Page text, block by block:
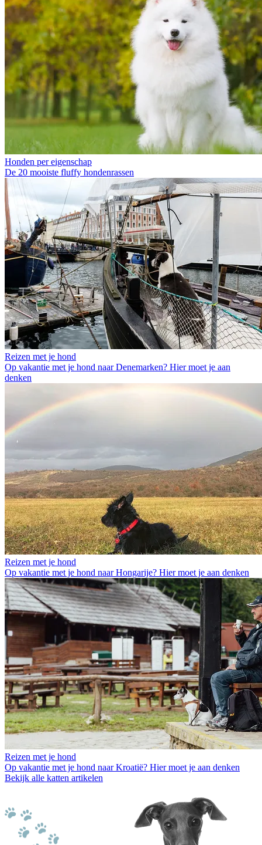
Honden per eigenschap
De 20 mooiste fluffy hondenrassen
Reizen met je hond
Op vakantie met je hond naar Denemarken? Hier moet je aan
denken
Reizen met je hond
Op vakantie met je hond naar Hongarije? Hier moet je aan denken
Reizen met je hond
Op vakantie met je hond naar Kroatië? Hier moet je aan denken
Bekijk alle katten artikelen